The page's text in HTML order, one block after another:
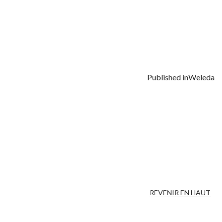
Published inWeleda
REVENIR EN HAUT